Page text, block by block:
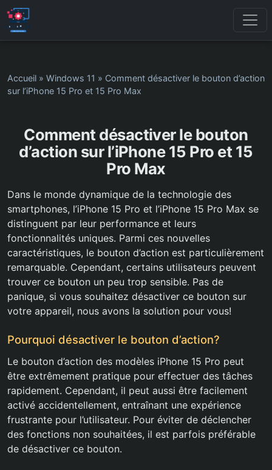
Accueil » Windows 11 » Comment désactiver le bouton d’action
sur l’iPhone 15 Pro et 15 Pro Max
Comment désactiver le bouton
d’action sur l’iPhone 15 Pro et 15
Pro Max
Dans le monde dynamique de la technologie des
smartphones, l’iPhone 15 Pro et l’iPhone 15 Pro Max se
distinguent par leur performance et leurs
fonctionnalités uniques. Parmi ces nouvelles
caractéristiques, le bouton d’action est particulièrement
remarquable. Cependant, certains utilisateurs peuvent
trouver ce bouton un peu trop sensible. Pas de
panique, si vous souhaitez désactiver ce bouton sur
votre appareil, nous avons la solution pour vous!
Pourquoi désactiver le bouton d’action?
Le bouton d’action des modèles iPhone 15 Pro peut
être extrêmement pratique pour effectuer des tâches
rapidement. Cependant, il peut aussi être facilement
activé accidentellement, entraînant une expérience
frustrante pour l’utilisateur. Pour éviter de déclencher
des fonctions non souhaitées, il est parfois préférable
de désactiver ce bouton.